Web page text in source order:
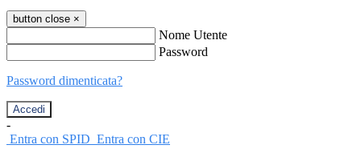
button close ×
Nome Utente
Password
Password dimenticata?
-
Entra con SPID Entra con CIE